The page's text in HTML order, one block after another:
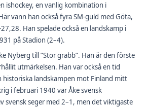
ishockey, en vanlig kombination i
vann han också fyra SM-guld med Göta,
Han spelade också en landskamp i
på Stadion (2–4).
Nyberg till ”Stor grabb”. Han är den förste
utmärkelsen. Han var också en tid
historiska landskampen mot Finland mitt
i februari 1940 var Åke svensk
svensk seger med 2–1, men det viktigaste